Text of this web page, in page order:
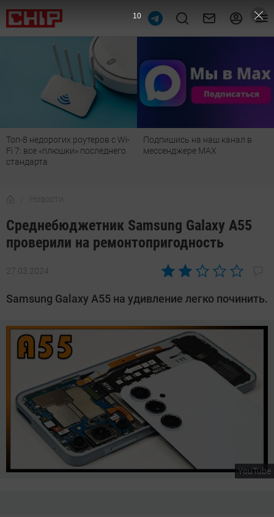
Топ-8 недорогих роутеров с Wi-
Fi 7: все «плюшки» последнего
стандарта
Подпишись на наш канал в
мессенджере МАХ
Новости
Среднебюджетник Samsung Galaxy A55
проверили на ремонтопригодность
27.03.2024
Автор:
Калашников
Samsung Galaxy A55 на удивление легко починить.
YouTube
9